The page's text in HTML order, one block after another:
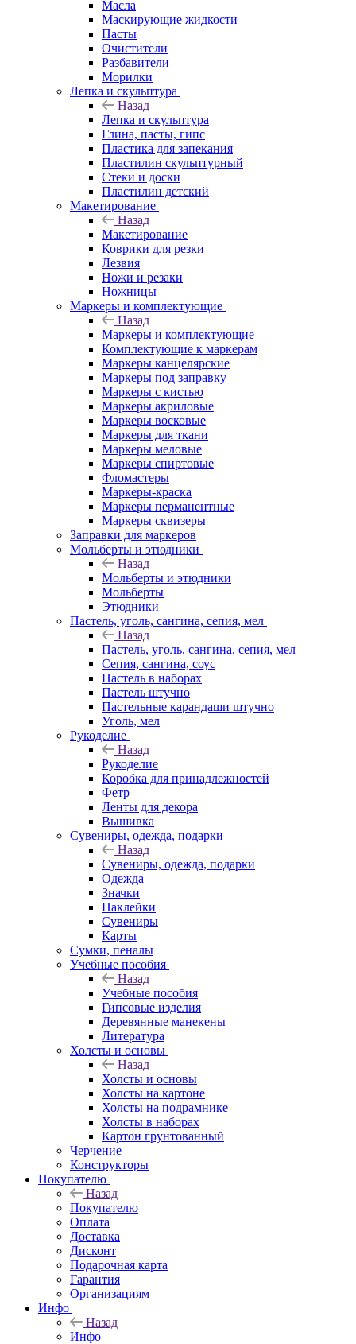
Масла
Маскирующие жидкости
Пасты
Очистители
Разбавители
Морилки
Лепка и скульптура
Назад
Лепка и скульптура
Глина, пасты, гипс
Пластика для запекания
Пластилин скульптурный
Стеки и доски
Пластилин детский
Макетирование
Назад
Макетирование
Коврики для резки
Лезвия
Ножи и резаки
Ножницы
Маркеры и комплектующие
Назад
Маркеры и комплектующие
Комплектующие к маркерам
Маркеры канцелярские
Маркеры под заправку
Маркеры с кистью
Маркеры акриловые
Маркеры восковые
Маркеры для ткани
Маркеры меловые
Маркеры спиртовые
Фломастеры
Маркеры-краска
Маркеры перманентные
Маркеры сквизеры
Заправки для маркеров
Мольберты и этюдники
Назад
Мольберты и этюдники
Мольберты
Этюдники
Пастель, уголь, сангина, сепия, мел
Назад
Пастель, уголь, сангина, сепия, мел
Сепия, сангина, соус
Пастель в наборах
Пастель штучно
Пастельные карандаши штучно
Уголь, мел
Рукоделие
Назад
Рукоделие
Коробка для принадлежностей
Фетр
Ленты для декора
Вышивка
Сувениры, одежда, подарки
Назад
Сувениры, одежда, подарки
Одежда
Значки
Наклейки
Сувениры
Карты
Сумки, пеналы
Учебные пособия
Назад
Учебные пособия
Гипсовые изделия
Деревянные манекены
Литература
Холсты и основы
Назад
Холсты и основы
Холсты на картоне
Холсты на подрамнике
Холсты в наборах
Картон грунтованный
Черчение
Конструкторы
Покупателю
Назад
Покупателю
Оплата
Доставка
Дисконт
Подарочная карта
Гарантия
Организациям
Инфо
Назад
Инфо